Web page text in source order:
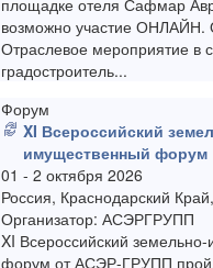
площадке отеля Сафмар
возможно участие
Отраслевое мероприятие в
градостроитель...
Форум
XI Всероссийский
имущественный форум
01 - 2 октября 2026
Россия, Краснодарский
Организатор: АСЭРГРУПП
XI Всероссийский
форум от АСЭР-ГРУПП